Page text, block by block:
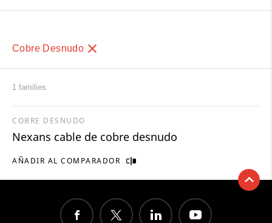
Cobre Desnudo
1 families
AÑADIR AL COMPARADOR
COBRE DESNUDO
Nexans cable de cobre desnudo